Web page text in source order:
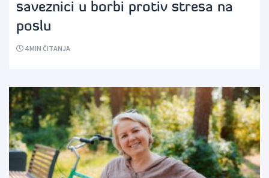
saveznici u borbi protiv stresa na
poslu
4MIN ČITANJA